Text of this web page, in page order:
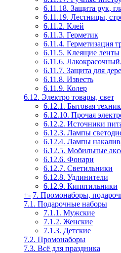
6.11.18. Защита рук,
6.11.19. Лестницы,
6.11.2. Клей
6.11.3. Герметик
6.11.4. Герметизация
6.11.5. Клеящие ленты
6.11.6.
6.11.7. Защита для
6.11.8. Известь
6.11.9. Колер
6.12. Электро товары, свет
6.12.1. Бытовая
6.12.10. Прочая
6.12.2. Источники
6.12.3. Лампы
6.12.4. Лампы
6.12.5. Мобильные
6.12.6. Фонари
6.12.7. Светильники
6.12.8. Удлинители
6.12.9. Кипятильники
+- 7. Промонаборы,
7.1. Подарочные наборы
7.1.1. Мужские
7.1.2. Женские
7.1.3. Детские
7.2. Промонаборы
7.3. Всё для праздника